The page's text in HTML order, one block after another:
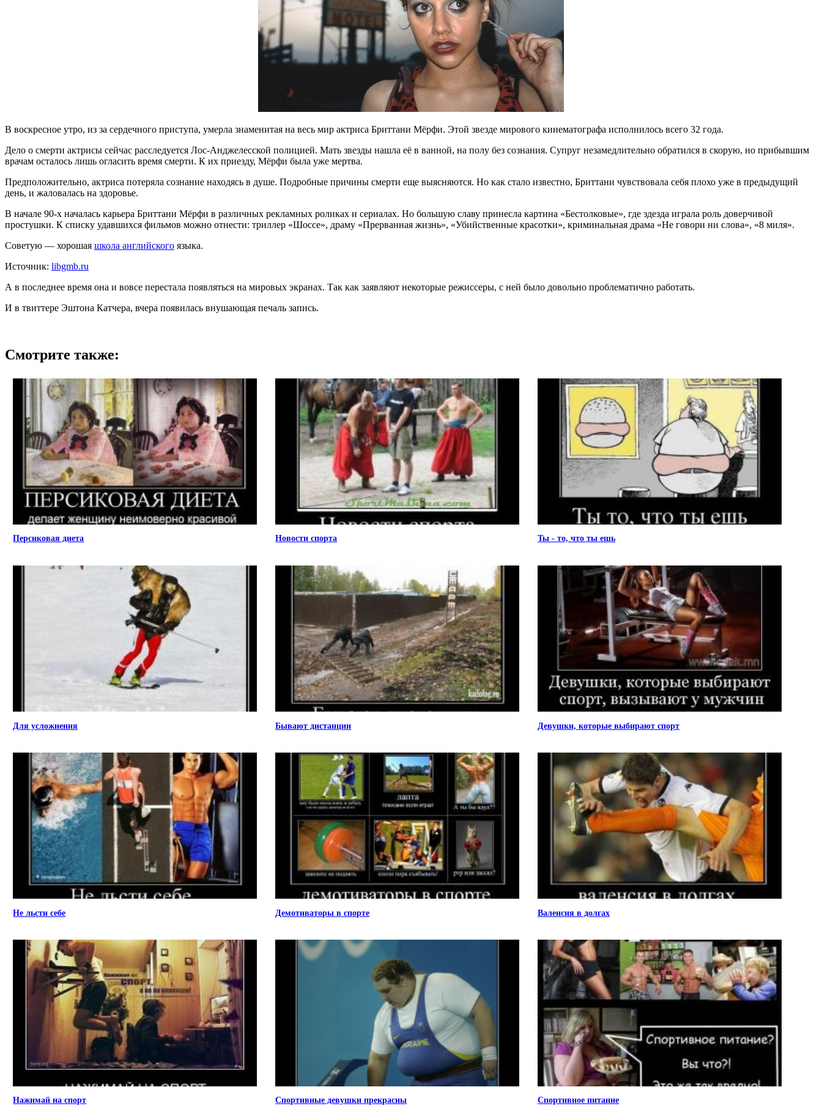
В воскресное утро, из за сердечного приступа, умерла знаменитая на весь мир актриса Бриттани Мёрфи. Этой звезде мирового кинематографа исполнилось всего 32 года.
Дело о смерти актрисы сейчас расследуется Лос-Анджелесской полицией. Мать звезды нашла её в ванной, на полу без сознания. Супруг незамедлительно обратился в скорую, но прибывшим
врачам осталось лишь огласить время смерти. К их приезду, Мёрфи была уже мертва.
Предположительно, актриса потеряла сознание находясь в душе. Подробные причины смерти еще выясняются. Но как стало известно, Бриттани чувствовала себя плохо уже в предыдущий
день, и жаловалась на здоровье.
В начале 90-х началась карьера Бриттани Мёрфи в различных рекламных роликах и сериалах. Но большую славу принесла картина «Бестолковые», где здезда играла роль доверчивой
простушки. К списку удавшихся фильмов можно отнести: триллер «Шоссе», драму «Прерванная жизнь», «Убийственные красотки», криминальная драма «Не говори ни слова», «8 миля».
Советую — хорошая школа английского языка.
Источник: libgmb.ru
А в последнее время она и вовсе перестала появляться на мировых экранах. Так как заявляют некоторые режиссеры, с ней было довольно проблематично работать.
И в твиттере Эштона Катчера, вчера появилась внушающая печаль запись.
Смотрите также:
Персиковая диета Новости спорта Ты - то, что ты ешь
Для усложнения Бывают дистанции Девушки, которые выбирают спорт
Не льсти себе Демотиваторы в спорте Валенсия в долгах
Нажимай на спорт Спортивные девушки прекрасны Спортивное питание